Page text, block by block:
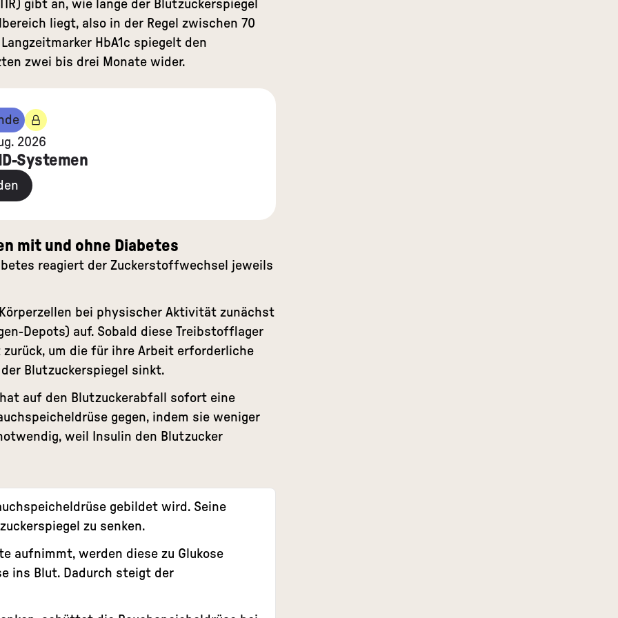
gibt an, wie lange der Blutzuckerspiegel
liegt, also in der Regel zwischen 70
Langzeitmarker HbA1c spiegelt den
zwei bis drei Monate wider.
2026
Systemen
mit und ohne Diabetes
reagiert der Zuckerstoffwechsel jeweils
bei physischer Aktivität zunächst
Depots) auf. Sobald diese Treibstofflager
um die für ihre Arbeit erforderliche
Blutzuckerspiegel sinkt.
auf den Blutzuckerabfall sofort eine
gegen, indem sie weniger
weil Insulin den Blutzucker
gebildet wird. Seine
zu senken.
aufnimmt, werden diese zu Glukose
ins Blut. Dadurch steigt der